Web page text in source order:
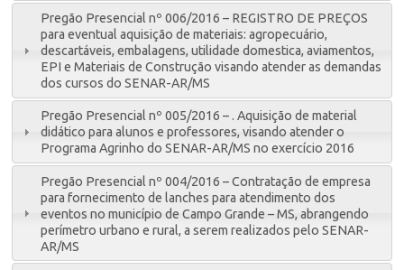
Pregão Presencial nº 006/2016 – REGISTRO DE PREÇOS
para eventual aquisição de materiais: agropecuário,
descartáveis, embalagens, utilidade domestica, aviamentos,
EPI e Materiais de Construção visando atender as demandas
dos cursos do SENAR-AR/MS
Pregão Presencial nº 005/2016 – . Aquisição de material
didático para alunos e professores, visando atender o
Programa Agrinho do SENAR-AR/MS no exercício 2016
Pregão Presencial nº 004/2016 – Contratação de empresa
para fornecimento de lanches para atendimento dos
eventos no município de Campo Grande – MS, abrangendo
perímetro urbano e rural, a serem realizados pelo SENAR-
AR/MS